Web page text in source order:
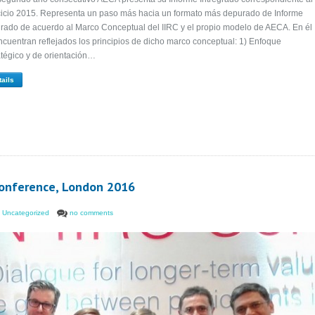
2015. Representa un paso más hacia un formato más depurado de Informe
de acuerdo al Marco Conceptual del IIRC y el propio modelo de AECA. En él
reflejados los principios de dicho marco conceptual: 1) Enfoque
y de orientación…
London 2016
Uncategorized no comments